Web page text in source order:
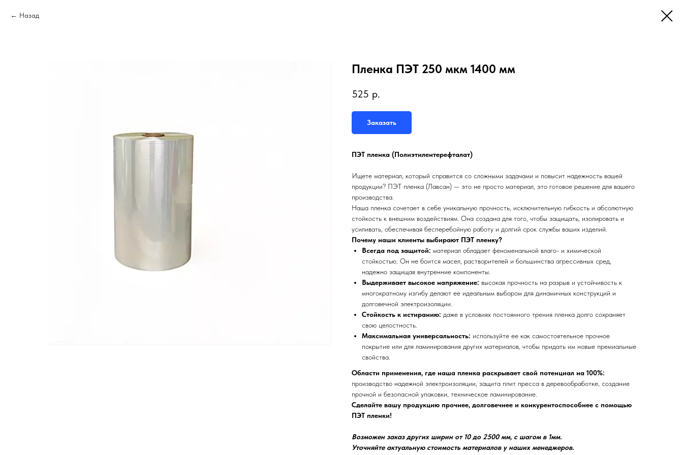
Назад
Пленка ПЭТ 250 мкм 1400 мм
525 р.
Заказать
ПЭТ пленка (Полиэтилентерефталат)
Ищете материал, который справится со сложными задачами и повысит надежность вашей
продукции? ПЭТ пленка (Лавсан) — это не просто материал, это готовое решение для вашего
производства.
Наша пленка сочетает в себе уникальную прочность, исключительную гибкость и абсолютную
стойкость к внешним воздействиям. Она создана для того, чтобы защищать, изолировать и
усиливать, обеспечивая бесперебойную работу и долгий срок службы ваших изделий.
Почему наши клиенты выбирают ПЭТ пленку?
Всегда под защитой: материал обладает феноменальной влаго- и химической
стойкостью. Он не боится масел, растворителей и большинства агрессивных сред,
надежно защищая внутренние компоненты.
Выдерживает высокое напряжение: высокая прочность на разрыв и устойчивость к
многократному изгибу делают ее идеальным выбором для динамичных конструкций и
долговечной электроизоляции.
Стойкость к истиранию: даже в условиях постоянного трения пленка долго сохраняет
свою целостность.
Максимальная универсальность: используйте ее как самостоятельное прочное
покрытие или для ламинирования других материалов, чтобы придать им новые премиальные
свойства.
Области применения, где наша пленка раскрывает свой потенциал на 100%:
производство надежной электроизоляции, защита плит пресса в деревообработке, создание
прочной и безопасной упаковки, техническое ламинирование.
Сделайте вашу продукцию прочнее, долговечнее и конкурентоспособнее с помощью
ПЭТ пленки!
Возможен заказ других ширин от 10 до 2500 мм, с шагом в 1мм.
Уточняйте актуальную стоимость материалов у наших менеджеров.